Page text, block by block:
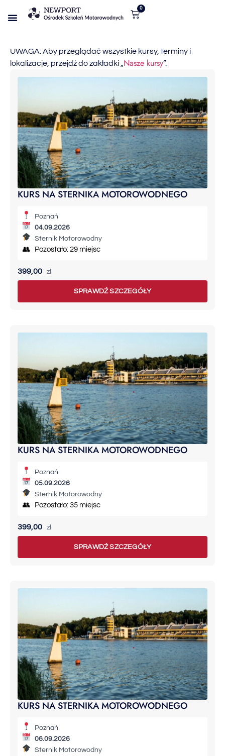
0
UWAGA: Aby przeglądać wszystkie kursy, terminy i
lokalizacje, przejdź do zakładki „ Nasze kursy”.
KURS NA STERNIKA MOTOROWODNEGO
Poznań
04.09.2026
Sternik Motorowodny
👥 Pozostało: 29 miejsc
399,00 zł
SPRAWDŹ SZCZEGÓŁY
KURS NA STERNIKA MOTOROWODNEGO
Poznań
05.09.2026
Sternik Motorowodny
👥 Pozostało: 35 miejsc
399,00 zł
SPRAWDŹ SZCZEGÓŁY
KURS NA STERNIKA MOTOROWODNEGO
Poznań
06.09.2026
Sternik Motorowodny